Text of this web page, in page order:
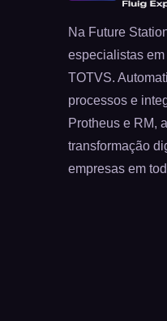
Na Future
especialistas
TOTVS.
processos e
Protheus e RM,
transformação
empresas em